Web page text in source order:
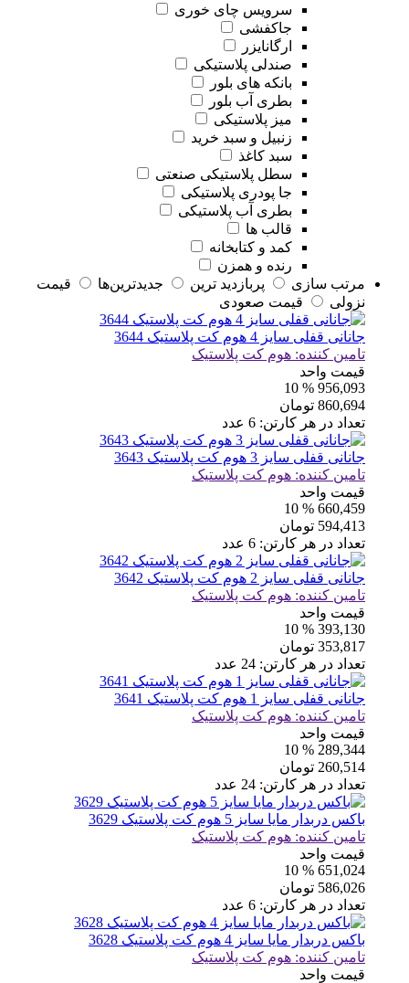
سرویس چای خوری
جاکفشی
ارگانایزر
صندلی پلاستیکی
بانکه های بلور
بطری آب بلور
میز پلاستیکی
زنبیل و سبد خرید
سبد کاغذ
سطل پلاستیکی صنعتی
جا پودری پلاستیکی
بطری آب پلاستیکی
قالب ها
کمد و کتابخانه
رنده و همزن
مرتب سازی
پربازديد ترين جديدترين‌ها
قيمت
نزولی
قيمت صعودی
جانانی قفلی سایز 4 هوم کت پلاستیک 3644
تامین کننده: هوم کت پلاستیک
قیمت واحد
956,093
% 10
860,694 تومان
تعداد در هر کارتن: 6 عدد
جانانی قفلی سایز 3 هوم کت پلاستیک 3643
تامین کننده: هوم کت پلاستیک
قیمت واحد
660,459
% 10
594,413 تومان
تعداد در هر کارتن: 6 عدد
جانانی قفلی سایز 2 هوم کت پلاستیک 3642
تامین کننده: هوم کت پلاستیک
قیمت واحد
393,130
% 10
353,817 تومان
تعداد در هر کارتن: 24 عدد
جانانی قفلی سایز 1 هوم کت پلاستیک 3641
تامین کننده: هوم کت پلاستیک
قیمت واحد
289,344
% 10
260,514 تومان
تعداد در هر کارتن: 24 عدد
باکس دربدار مایا سایز 5 هوم کت پلاستیک 3629
تامین کننده: هوم کت پلاستیک
قیمت واحد
651,024
% 10
586,026 تومان
تعداد در هر کارتن: 6 عدد
باکس دربدار مایا سایز 4 هوم کت پلاستیک 3628
تامین کننده: هوم کت پلاستیک
قیمت واحد